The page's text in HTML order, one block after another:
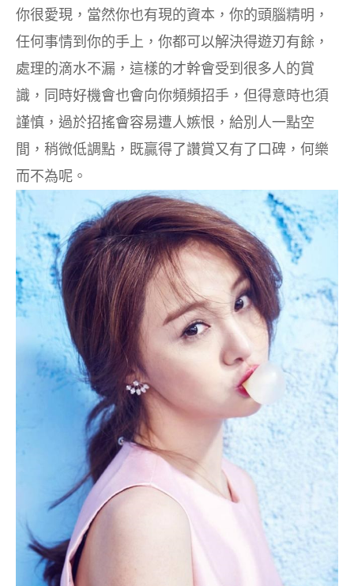
你很愛現，當然你也有現的資本，你的頭腦精明，
任何事情到你的手上，你都可以解決得遊刃有餘，
處理的滴水不漏，這樣的才幹會受到很多人的賞
識，同時好機會也會向你頻頻招手，但得意時也須
謹慎，過於招搖會容易遭人嫉恨，給別人一點空
間，稍微低調點，既贏得了讚賞又有了口碑，何樂
而不為呢。